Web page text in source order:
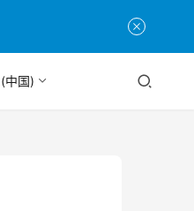
中国)